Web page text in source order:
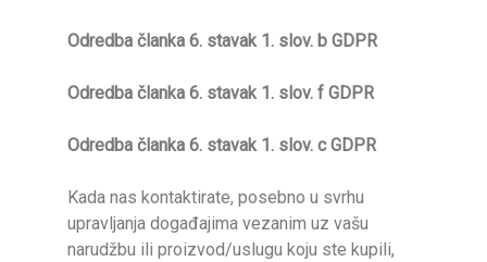
Odredba članka 6. stavak 1. slov. b GDPR
Odredba članka 6. stavak 1. slov. f GDPR
Odredba članka 6. stavak 1. slov. cGDPR
Kada nas kontaktirate, posebno u svrhu
upravljanja događajima vezanim uz vašu
narudžbu ili proizvod/uslugu koju ste kupili,